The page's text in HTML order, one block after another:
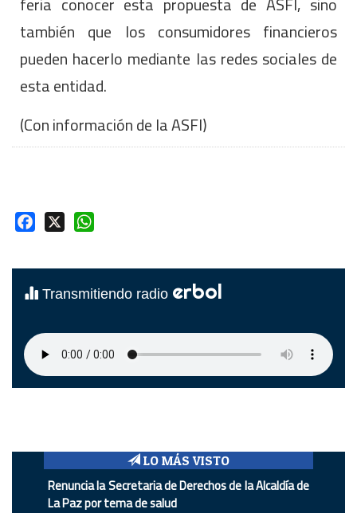
también que los consumidores financieros
pueden hacerlo mediante las redes sociales de
esta entidad.
(Con información de la ASFI)
Facebook
Transmitiendo radio erbol
LO MÁS VISTO
Renuncia la Secretaria de Derechos de la Alcaldía de
La Paz por tema de salud